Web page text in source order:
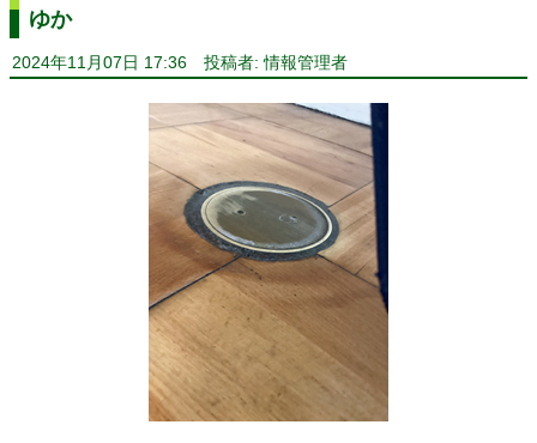
ゆか
2024年11月07日 17:36 投稿者: 情報管理者